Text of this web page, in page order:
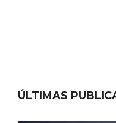
ÚLTIMAS